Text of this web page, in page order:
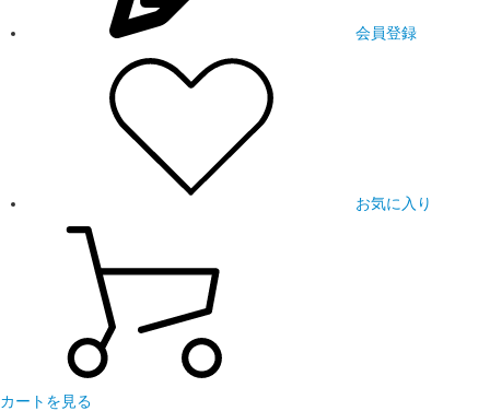
会員登録
お気に入り
カートを見る